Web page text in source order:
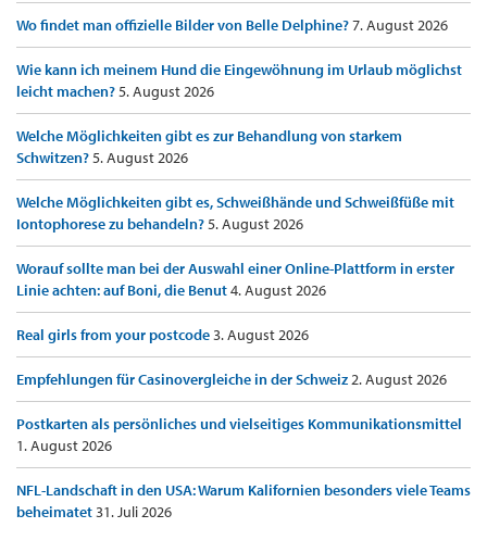
Wo findet man offizielle Bilder von Belle Delphine?7. August 2026
Wie kann ich meinem Hund die Eingewöhnung im Urlaub möglichst
leicht machen?5. August 2026
Welche Möglichkeiten gibt es zur Behandlung von starkem
Schwitzen?5. August 2026
Welche Möglichkeiten gibt es, Schweißhände und Schweißfüße mit
Iontophorese zu behandeln?5. August 2026
Worauf sollte man bei der Auswahl einer Online-Plattform in erster
Linie achten: auf Boni, die Benut4. August 2026
Real girls from your postcode3. August 2026
Empfehlungen für Casinovergleiche in der Schweiz2. August 2026
Postkarten als persönliches und vielseitiges Kommunikationsmittel
1. August 2026
NFL-Landschaft in den USA: Warum Kalifornien besonders viele Teams
beheimatet31. Juli 2026